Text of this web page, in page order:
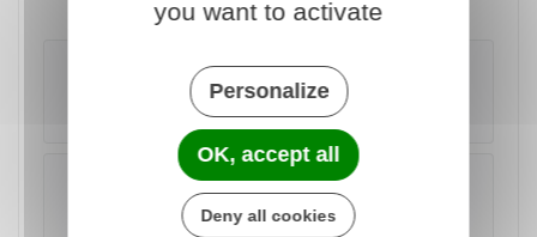
Pour un préavis de 1 mois
Exemple
Pour un préavis de 3 mois
you want to activate
Personalize
OK, accept all
Deny all cookies